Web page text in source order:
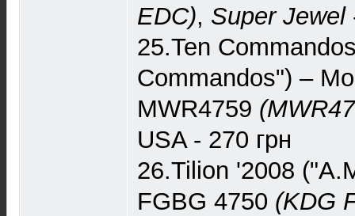
EDC), Super Jewel
25.Ten
Commandos") –
MWR4759
USA - 270 грн
26.Tilion '2008
‎FGBG 4750 (KDG